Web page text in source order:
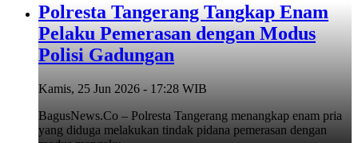
Polresta Tangerang Tangkap Enam
Pelaku Pemerasan dengan Modus
Polisi Gadungan
Kamis, 25 Jun 2026 - 17:28 WIB
BagusNews.Co – Polresta Tangerang menangkap enam pria
yang diduga melakukan tindak pidana pemerasan dengan